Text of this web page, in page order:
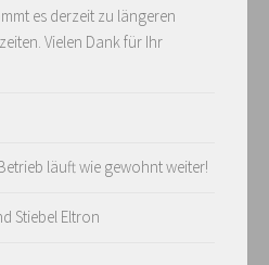
es derzeit zu längeren
Vielen Dank für Ihr
läuft wie gewohnt weiter!
Stiebel Eltron